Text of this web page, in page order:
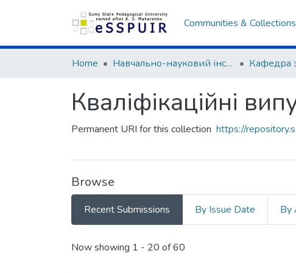
Communities & Collections
Home Навчально-науковий інститут фізичної культури
Кваліфікаційні
Permanent URI for this collection https://
Browse
Recent Submissions By Issue Date By
Recent Submissions
Now showing 1 - 20 of 60